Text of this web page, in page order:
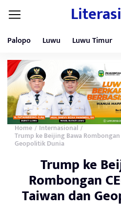
Palopo Luwu Luwu Timur
Home / Internasional /
Trump ke Beijing Bawa Rombongan
Geopolitik Dunia
Trump ke
Rombongan
Taiwan dan